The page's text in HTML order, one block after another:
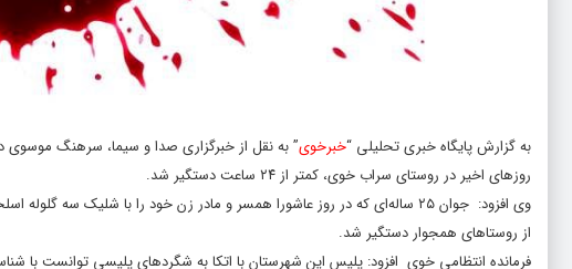
به گزارش پایگاه خبری تحلیلی “خبرخوی” به نقل از خبرگزاری صدا و سیما، سرهنگ
روز‌های اخیر در روستای سراب خوی، کمتر از ۲۴ ساعت دستگیر شد.
وی افزود: جوان ۲۵ ساله‌ای که در روز عاشورا همسر و مادر زن خود را با شلیک
از روستا‌های همجوار دستگیر شد.